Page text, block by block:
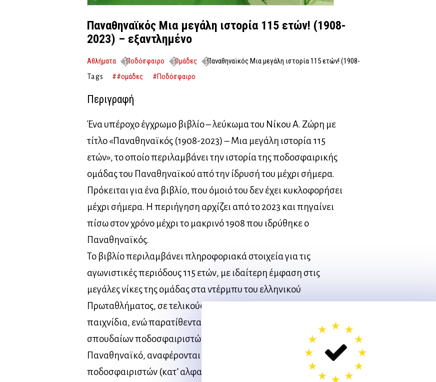
Παναθηναϊκός Μια μεγάλη ιστορία 115 ετών! (1908-
2023) – εξαντλημένο
Αθλήματα Ποδόσφαιρο Ομάδες
Παναθηναϊκός Μια μεγάλη ιστορία 115 ετών! (1908-
2023) – εξαντλημένο
Tags ##ομάδες #Ποδόσφαιρο
Περιγραφή
Ένα υπέροχο έγχρωμο βιβλίο – λεύκωμα του Νίκου Α. Ζώρη με
τίτλο «Παναθηναϊκός (1908-2023) – Μια μεγάλη ιστορία 115
ετών», το οποίο περιλαμβάνει την ιστορία της ποδοσφαιρικής
ομάδας του Παναθηναϊκού από την ίδρυσή του μέχρι σήμερα.
Πρόκειται για ένα βιβλίο, που όμοιό του δεν έχει κυκλοφορήσει
μέχρι σήμερα. Η περιήγηση αρχίζει από το 2023 και πηγαίνει
πίσω στον χρόνο μέχρι το μακρινό 1908 που ιδρύθηκε ο
Παναθηναϊκός.
Το βιβλίο περιλαμβάνει πληροφοριακά στοιχεία για τις
αγωνιστικές περιόδους 115 ετών, με ιδαίτερη έμφαση στις
μεγάλες νίκες της ομάδας στα ντέρμπυ του ελληνικού
Πρωταθλήματος, σε τελικούς Κυπέλλου και σε ευρωπαϊκά
παιχνίδια, ενώ παρατίθενται τα βιογραφικά όλων των
σπουδαίων ποδοσφαιριστών που έγραψαν ιστορία στον
Παναθηναϊκό, αναφέρονται τα ονόματα όλων των
ποδοσφαιριστών (κατ’ αλφαβητική σειρά και κατά θέση), οι